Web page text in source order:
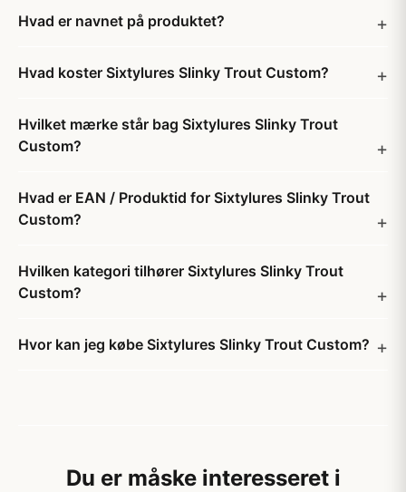
Hvad er navnet på produktet?
Hvad koster Sixtylures Slinky Trout Custom?
Hvilket mærke står bag Sixtylures Slinky Trout
Custom?
Hvad er EAN / Produktid for Sixtylures Slinky Trout
Custom?
Hvilken kategori tilhører Sixtylures Slinky Trout
Custom?
Hvor kan jeg købe Sixtylures Slinky Trout Custom?
Du er måske interesseret i